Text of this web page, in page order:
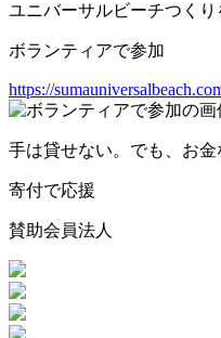
ユニバーサルビーチつくり
ボランティアで参加
https://
手は貸せない。でも、お金
寄付で応援
賛助会員法人